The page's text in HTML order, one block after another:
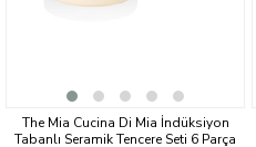
The Mia Cucina Di Mia İndüksiyon
Tabanlı Seramik Tencere Seti 6 Parça